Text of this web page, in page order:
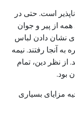
است. حتی در
از پیر و جوان
نشان دادن لباس
آنجا رفتند. نیمه
از نظر دین، تمام
بود.
مزایای بسیاری